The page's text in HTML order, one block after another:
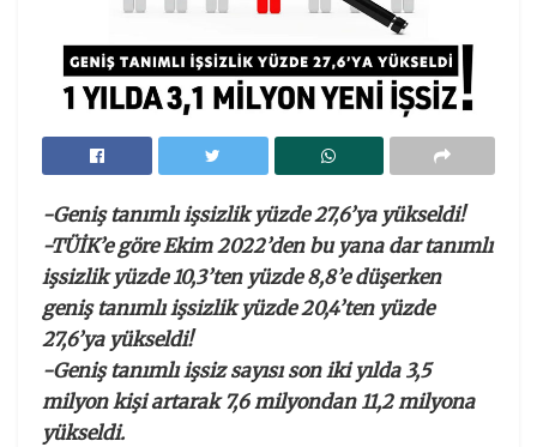
-Geniş tanımlı işsizlik yüzde 27,6’ya yükseldi!
-TÜİK’e göre Ekim 2022’den bu yana dar tanımlı
işsizlik yüzde 10,3’ten yüzde 8,8’e düşerken
geniş tanımlı işsizlik yüzde 20,4’ten yüzde
27,6’ya yükseldi!
-Geniş tanımlı işsiz sayısı son iki yılda 3,5
milyon kişi artarak 7,6 milyondan 11,2 milyona
yükseldi.